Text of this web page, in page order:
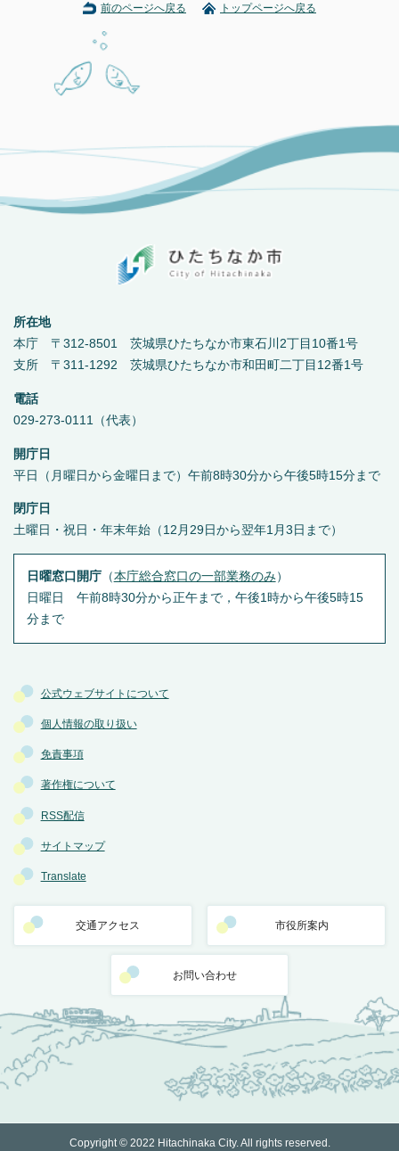
前のページへ戻る トップページへ戻る
公式ウェブサイトについて
個人情報の取り扱い
免責事項
著作権について
RSS配信
サイトマップ
Translate
交通アクセス 市役所案内
お問い合わせ
所在地
本庁 〒312-8501 茨城県ひたちなか市東石川2丁目10番1号
支所 〒311-1292 茨城県ひたちなか市和田町二丁目12番1号
電話
029-273-0111（代表）
開庁日
平日（月曜日から金曜日まで）午前8時30分から午後5時15分まで
閉庁日
土曜日・祝日・年末年始（12月29日から翌年1月3日まで）
日曜窓口開庁（本庁総合窓口の一部業務のみ ）
日曜日 午前8時30分から正午まで，午後1時から午後5時15
分まで
Copyright © 2022 Hitachinaka City. All rights reserved.